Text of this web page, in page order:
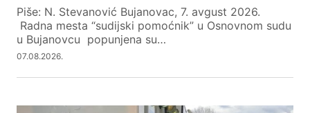
SUBMIT COMMENT
Piše: N. Stevanović Bujanovac, 7. avgust 2026.
Radna mesta “sudijski pomoćnik” u Osnovnom sudu
u Bujanovcu popunjena su…
07.08.2026.